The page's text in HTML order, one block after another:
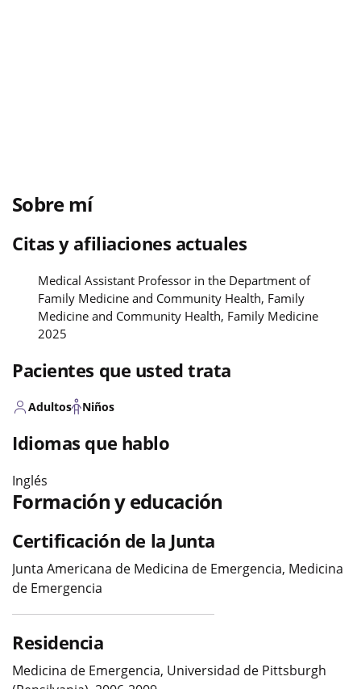
Sobre mí
Citas y afiliaciones actuales
Medical Assistant Professor in the Department of
Family Medicine and Community Health, Family
Medicine and Community Health, Family Medicine
2025
Pacientes que usted trata
Adultos Niños
Idiomas que hablo
Inglés
Formación y educación
Certificación de la Junta
Junta Americana de Medicina de Emergencia, Medicina
de Emergencia
Residencia
Medicina de Emergencia, Universidad de Pittsburgh